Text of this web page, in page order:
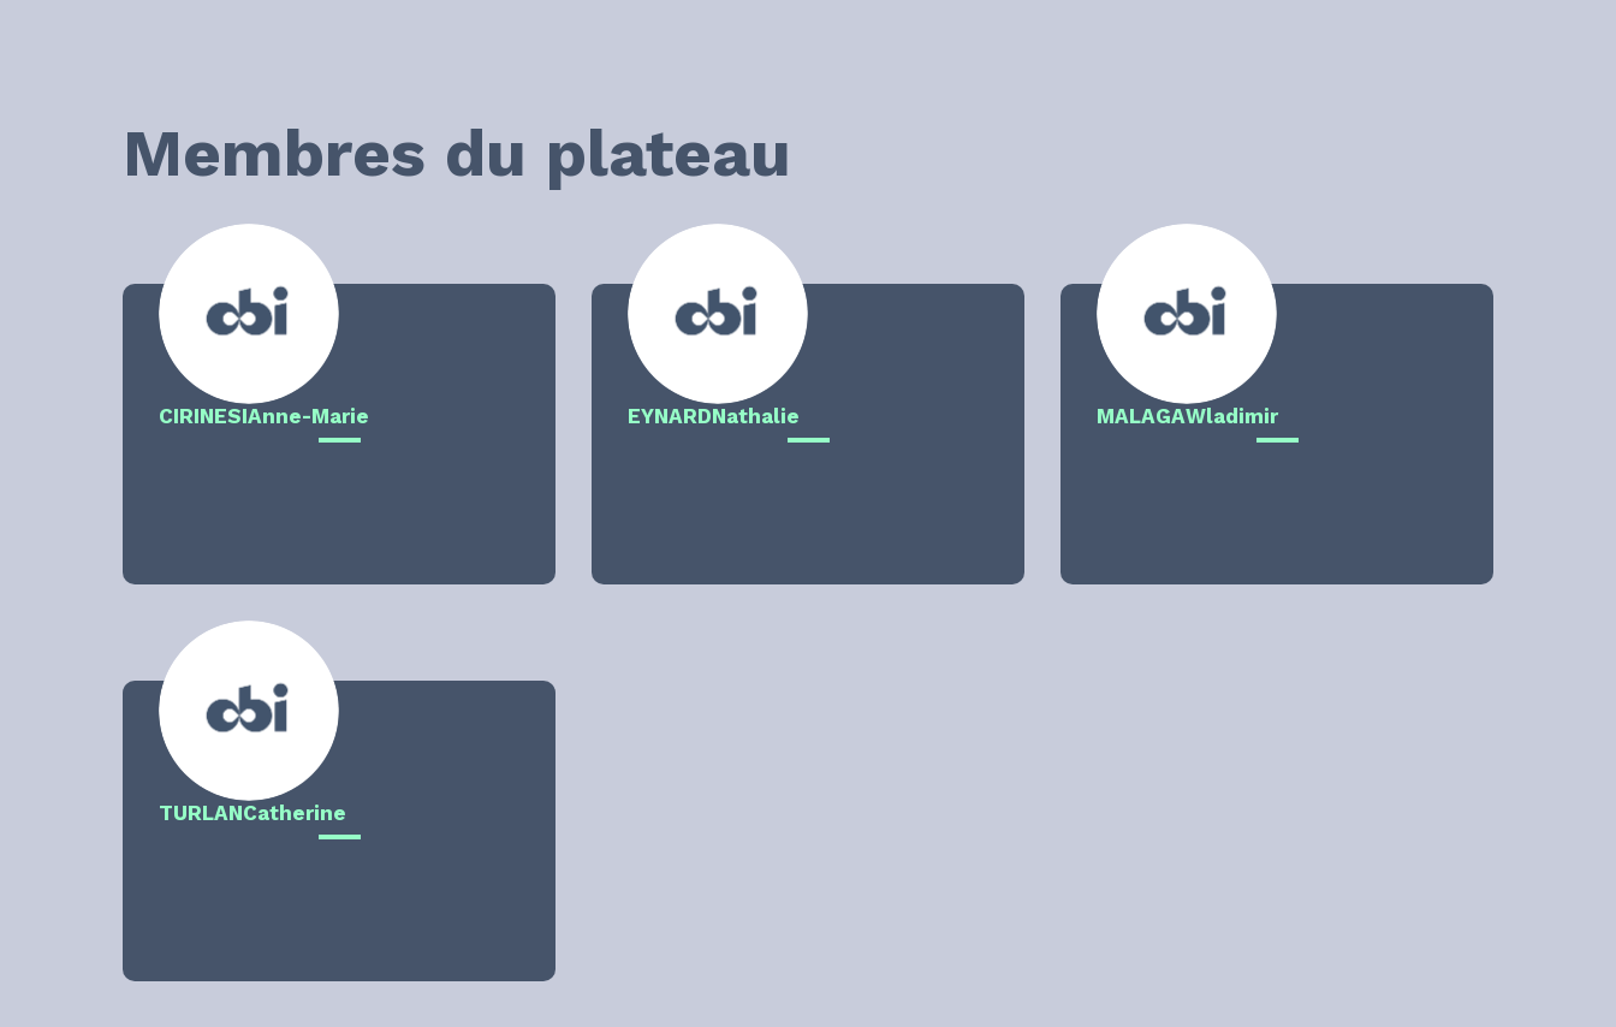
Membres du plateau
CIRINESIAnne-Marie EYNARDNathalie MALAGAWladimir
TURLANCatherine